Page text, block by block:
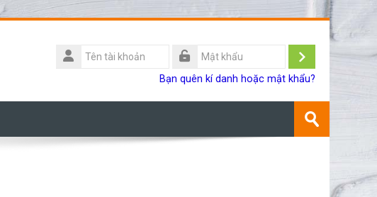
Tên
tài
Đăng
Bạn quên kí danh hoặc mật khẩu?
khoá
Gửi